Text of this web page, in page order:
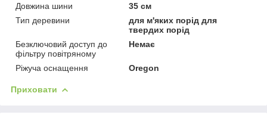
Довжина шини
35 см
Тип деревини
для м'яких порід для
твердих порід
Безключовий доступ до
фільтру повітряному
Немає
Ріжуча оснащення Oregon
Приховати